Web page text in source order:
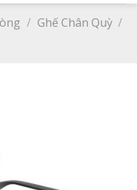
/ Ghế Chân Quỳ /